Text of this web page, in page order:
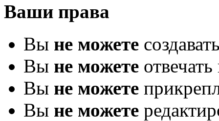
Ваши права
Вы не можете
Вы не можете
Вы не можете
Вы не можете